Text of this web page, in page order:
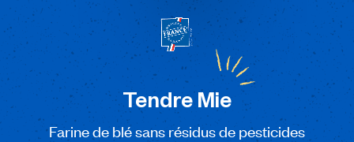
TendreMie
Farinede blésansrésidusde pesticides